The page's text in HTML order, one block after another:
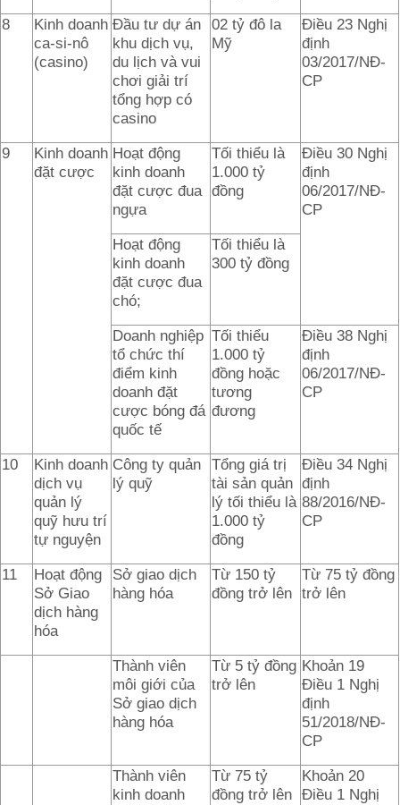
8
Kinh doanh
ca-si-nô
(casino)
Đầu tư dự án
khu dịch vụ,
du lịch và vui
chơi giải trí
tổng hợp có
casino
02 tỷ đô la
Mỹ
Điều 23 Nghị
định
03/2017/NĐ-
CP
9
Kinh doanh
đặt cược
Hoạt động
kinh doanh
đặt cược đua
ngựa
Tối thiểu là
1.000 tỷ
đồng
Điều 30 Nghị
định
06/2017/NĐ-
CP
Hoạt động
kinh doanh
đặt cược đua
chó;
Tối thiểu là
300 tỷ đồng
Doanh nghiệp
tổ chức thí
điểm kinh
doanh đặt
cược bóng đá
quốc tế
Tối thiểu
1.000 tỷ
đồng hoặc
tương
đương
Điều 38 Nghị
định
06/2017/NĐ-
CP
10
Kinh doanh
dịch vụ
quản lý
quỹ hưu trí
tự nguyện
Công ty quản
lý quỹ
Tổng giá trị
tài sản quản
lý tối thiểu là
1.000 tỷ
đồng
Điều 34 Nghị
định
88/2016/NĐ-
CP
11
Hoạt động
Sở Giao
dịch hàng
hóa
Sở giao dịch
hàng hóa
Từ 150 tỷ
đồng trở lên
Từ 75 tỷ đồng
trở lên
Thành viên
môi giới của
Sở giao dịch
hàng hóa
Từ 5 tỷ đồng
trở lên
Khoản 19
Điều 1 Nghị
định
51/2018/NĐ-
CP
Thành viên
kinh doanh
Từ 75 tỷ
đồng trở lên
Khoản 20
Điều 1 Nghị